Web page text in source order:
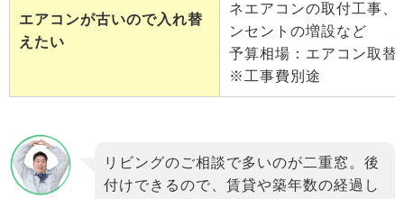
エアコンが古いので入れ替
えたい
ネエアコンの取付工事、
ンセントの増設など
予算相場：エアコン取
※工事費別途
リビングのご相談で多いのが二重窓。後
付けできるので、賃貸や築年数の経過し